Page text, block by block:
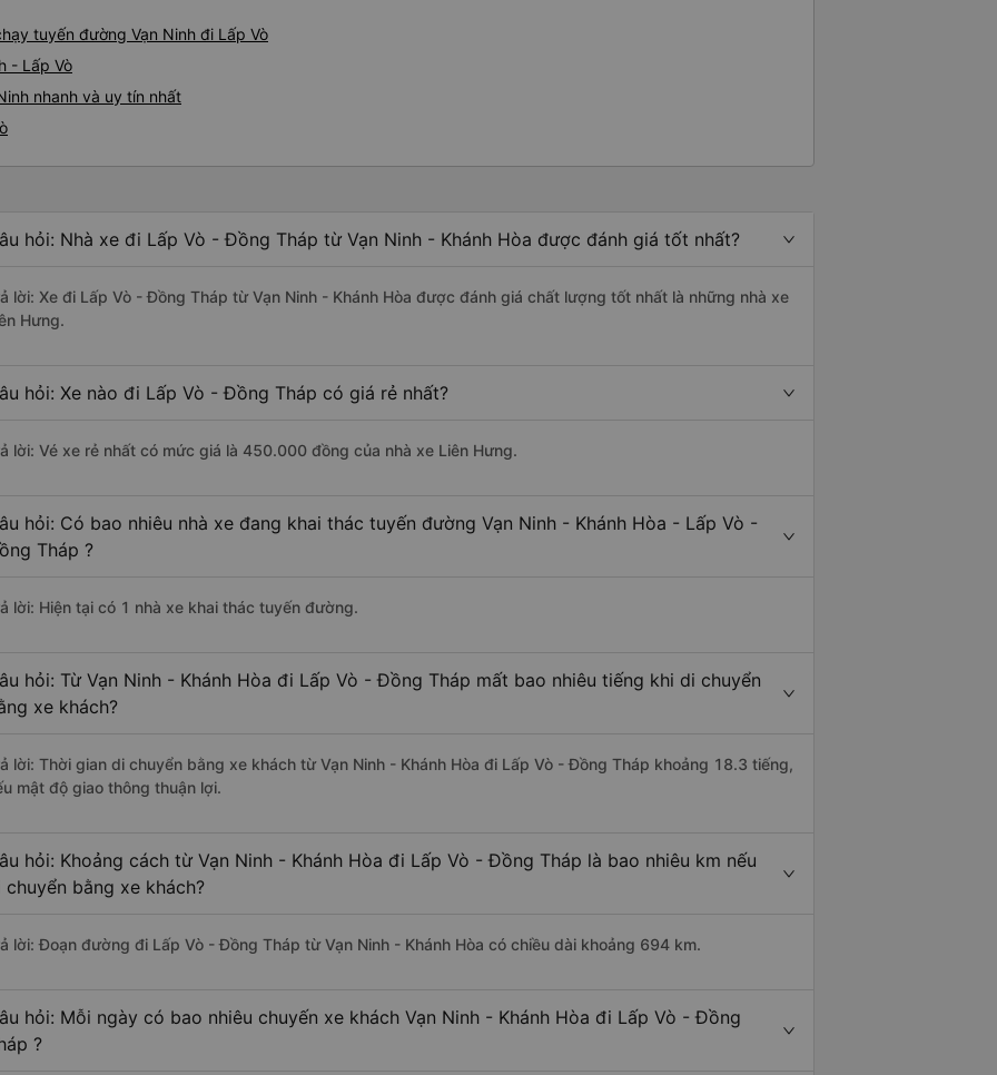
tuyến đường Vạn Ninh đi Lấp Vò
- Lấp Vò
nhanh và uy tín nhất
hỏi: Nhà xe đi Lấp Vò - Đồng Tháp từ Vạn Ninh - Khánh Hòa được đánh giá tốt nhất?
lời: Xe đi Lấp Vò - Đồng Tháp từ Vạn Ninh - Khánh Hòa được đánh giá chất lượng tốt nhất là những nhà xe
Hưng.
hỏi: Xe nào đi Lấp Vò - Đồng Tháp có giá rẻ nhất?
lời: Vé xe rẻ nhất có mức giá là 450.000 đồng của nhà xe Liên Hưng.
hỏi: Có bao nhiêu nhà xe đang khai thác tuyến đường Vạn Ninh - Khánh Hòa - Lấp Vò -
Tháp ?
lời: Hiện tại có 1 nhà xe khai thác tuyến đường.
hỏi: Từ Vạn Ninh - Khánh Hòa đi Lấp Vò - Đồng Tháp mất bao nhiêu tiếng khi di chuyển
xe khách?
lời: Thời gian di chuyển bằng xe khách từ Vạn Ninh - Khánh Hòa đi Lấp Vò - Đồng Tháp khoảng 18.3 tiếng,
mật độ giao thông thuận lợi.
hỏi: Khoảng cách từ Vạn Ninh - Khánh Hòa đi Lấp Vò - Đồng Tháp là bao nhiêu km nếu
chuyển bằng xe khách?
lời: Đoạn đường đi Lấp Vò - Đồng Tháp từ Vạn Ninh - Khánh Hòa có chiều dài khoảng 694 km.
hỏi: Mỗi ngày có bao nhiêu chuyến xe khách Vạn Ninh - Khánh Hòa đi Lấp Vò - Đồng
?